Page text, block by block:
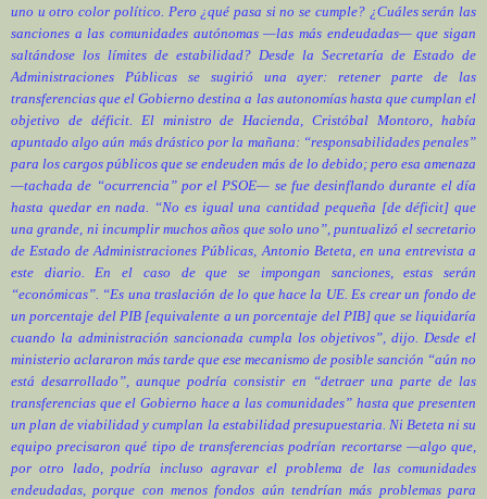
uno u otro color político. Pero ¿qué pasa si no se cumple? ¿Cuáles serán las
sanciones a las comunidades autónomas —las más endeudadas— que sigan
saltándose los límites de estabilidad? Desde la Secretaría de Estado de
Administraciones Públicas se sugirió una ayer: retener parte de las
transferencias que el Gobierno destina a las autonomías hasta que cumplan el
objetivo de déficit. El ministro de Hacienda,Cristóbal Montoro , había
apuntado algo aún más drástico por la mañana: “responsabilidades penales”
para los cargos públicos que se endeuden más de lo debido; pero esa amenaza
—tachada de “ocurrencia”por el PSOE— se fue desinflando durante el día
hasta quedar en nada. “No es igual una cantidad pequeña [de déficit] que
una grande, ni incumplir muchos años que solo uno”, puntualizó el secretario
de Estado de Administraciones Públicas, Antonio Beteta , en una entrevista a
este diario. En el caso de que se impongan sanciones, estas serán
“económicas”. “Es una traslación de lo que hace la UE. Es crear un fondo de
un porcentaje del PIB [equivalente a un porcentaje del PIB] que se liquidaría
cuando la administración sancionada cumpla los objetivos”, dijo. Desde el
ministerio aclararon más tarde que ese mecanismo de posible sanción “aún no
está desarrollado”, aunque podría consistir en “detraer una parte de las
transferencias que el Gobierno hace a las comunidades” hasta que presenten
un plan de viabilidad y cumplan la estabilidad presupuestaria. Ni Beteta ni su
equipo precisaron qué tipo de transferencias podrían recortarse —algo que,
por otro lado, podría incluso agravar el problema de las comunidades
endeudadas, porque con menos fondos aún tendrían más problemas para